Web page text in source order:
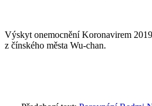
Výskyt onemocnění Koronavirem
z čínského města Wu-chan.